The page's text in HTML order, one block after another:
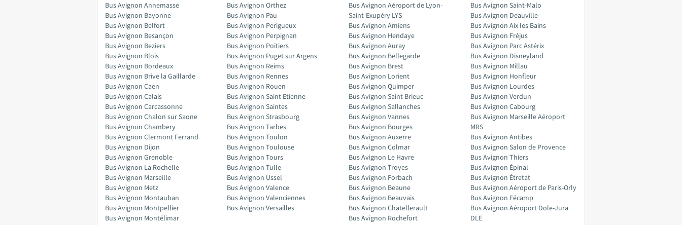
Bus Avignon Annemasse
Bus Avignon Bayonne
Bus Avignon Belfort
Bus Avignon Besançon
Bus Avignon Beziers
Bus Avignon Blois
Bus Avignon Bordeaux
Bus Avignon Brive la Gaillarde
Bus Avignon Caen
Bus Avignon Calais
Bus Avignon Carcassonne
Bus Avignon Chalon sur Saone
Bus Avignon Chambery
Bus Avignon Clermont Ferrand
Bus Avignon Dijon
Bus Avignon Grenoble
Bus Avignon La Rochelle
Bus Avignon Marseille
Bus Avignon Metz
Bus Avignon Montauban
Bus Avignon Montpellier
Bus Avignon Montélimar
Bus Avignon Orthez
Bus Avignon Pau
Bus Avignon Perigueux
Bus Avignon Perpignan
Bus Avignon Poitiers
Bus Avignon Puget sur Argens
Bus Avignon Reims
Bus Avignon Rennes
Bus Avignon Rouen
Bus Avignon Saint Etienne
Bus Avignon Saintes
Bus Avignon Strasbourg
Bus Avignon Tarbes
Bus Avignon Toulon
Bus Avignon Toulouse
Bus Avignon Tours
Bus Avignon Tulle
Bus Avignon Ussel
Bus Avignon Valence
Bus Avignon Valenciennes
Bus Avignon Versailles
Bus Avignon Aéroport de Lyon-
Saint-Exupéry LYS
Bus Avignon Amiens
Bus Avignon Hendaye
Bus Avignon Auray
Bus Avignon Bellegarde
Bus Avignon Brest
Bus Avignon Lorient
Bus Avignon Quimper
Bus Avignon Saint Brieuc
Bus Avignon Sallanches
Bus Avignon Vannes
Bus Avignon Bourges
Bus Avignon Auxerre
Bus Avignon Colmar
Bus Avignon Le Havre
Bus Avignon Troyes
Bus Avignon Forbach
Bus Avignon Beaune
Bus Avignon Beauvais
Bus Avignon Chatellerault
Bus Avignon Rochefort
Bus Avignon Saint-Malo
Bus Avignon Deauville
Bus Avignon Aix les Bains
Bus Avignon Fréjus
Bus Avignon Parc Astérix
Bus Avignon Disneyland
Bus Avignon Millau
Bus Avignon Honfleur
Bus Avignon Lourdes
Bus Avignon Verdun
Bus Avignon Cabourg
Bus Avignon Marseille Aéroport
MRS
Bus Avignon Antibes
Bus Avignon Salon de Provence
Bus Avignon Thiers
Bus Avignon Épinal
Bus Avignon Étretat
Bus Avignon Aéroport de Paris-Orly
Bus Avignon Fécamp
Bus Avignon Aéroport Dole-Jura
DLE